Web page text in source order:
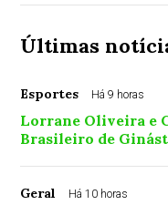
Últimas
Esportes Há 9 horas
Lorrane Oliveira e
Brasileiro de
Geral Há 10 horas